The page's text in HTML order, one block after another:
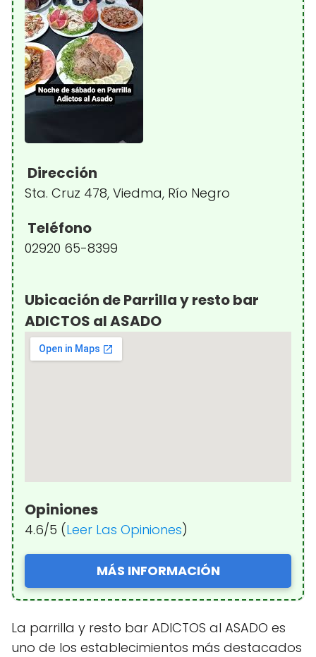
Dirección
Sta. Cruz 478, Viedma, Río Negro
Teléfono
02920 65-8399
Ubicación de Parrilla y resto bar
ADICTOS al ASADO
Opiniones
4.6/5 (Leer Las Opiniones)
MÁS INFORMACIÓN
La parrilla y resto bar ADICTOS al ASADO es
uno de los establecimientos más destacados